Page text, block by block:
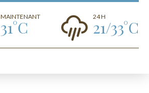
MAINTENANT
31°C
24 H
21/33°C